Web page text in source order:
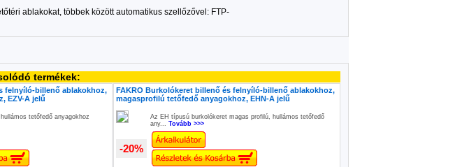
ablakokat, többek között automatikus szellőzővel: FTP-
termékek:
felnyíló-billenő ablakokhoz,
EZV-A jelű
tetőfedő anyagokhoz
FAKRO Burkolókeret billenő és felnyíló-billenő ablakokhoz,
magasprofilú tetőfedő anyagokhoz, EHN-A jelű
Az EH típusú burkolókeret magas profilú, hullámos tetőfedő
any... Tovább >>>
-20%